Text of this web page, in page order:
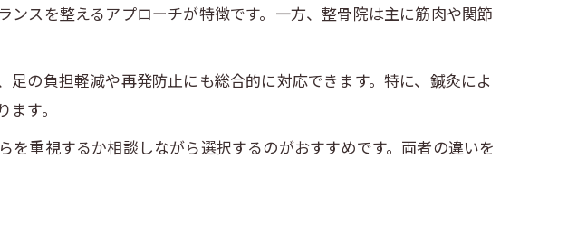
スを整えるアプローチが特徴です。一方、整骨院は主に筋肉や関節
の負担軽減や再発防止にも総合的に対応できます。特に、鍼灸によ
す。
重視するか相談しながら選択するのがおすすめです。両者の違いを